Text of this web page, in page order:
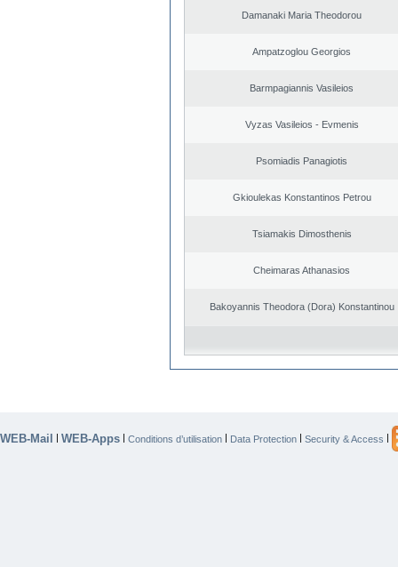
Damanaki Maria Theodorou
Ampatzoglou Georgios
Barmpagiannis Vasileios
Vyzas Vasileios - Evmenis
Psomiadis Panagiotis
Gkioulekas Konstantinos Petrou
Tsiamakis Dimosthenis
Cheimaras Athanasios
Bakoyannis Theodora (Dora) Konstantinou
WEB-Mail | WEB-Apps | Conditions d’utilisation | Data Protection | Security & Access |